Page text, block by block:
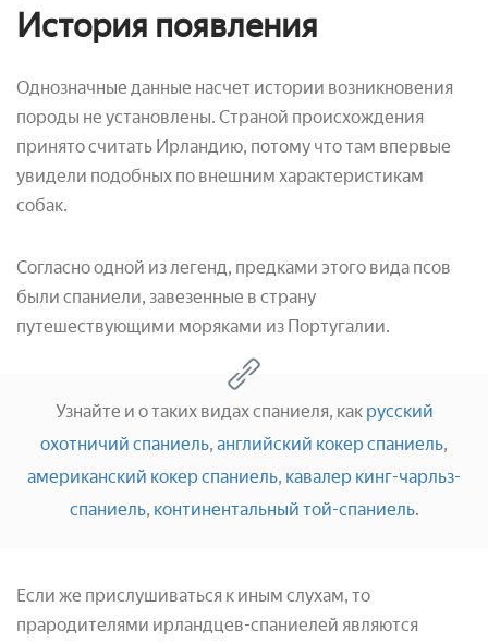
История появления
Однозначные данные насчет истории возникновения
породы не установлены. Страной происхождения
принято считать Ирландию, потому что там впервые
увидели подобных по внешним характеристикам
собак.
Согласно одной из легенд, предками этого вида псов
были спаниели, завезенные в страну
путешествующими моряками из Португалии.
Узнайте и о таких видах спаниеля, как русский
охотничий спаниель, английский кокер спаниель,
американский кокер спаниель, кавалер кинг-чарльз-
спаниель, континентальный той-спаниель.
Если же прислушиваться к иным слухам, то
прародителями ирландцев-спаниелей являются